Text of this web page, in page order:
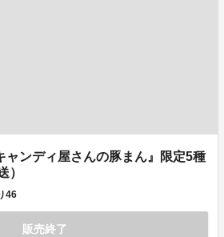
ャンディ屋さんの豚まん』限定5種
）
46
販売終了